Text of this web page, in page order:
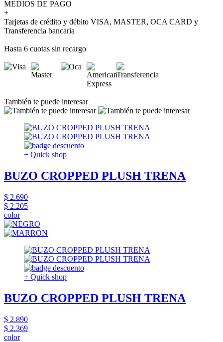
MEDIOS DE PAGO
+
Tarjetas de crédito y débito VISA, MASTER, OCA CARD y
Transferencia bancaria
Hasta 6 cuotas sin recargo
También te puede interesar
+ Quick shop
BUZO CROPPED PLUSH TRENA
$ 2.690
$ 2.205
color
+ Quick shop
BUZO CROPPED PLUSH TRENA
$ 2.890
$ 2.369
color